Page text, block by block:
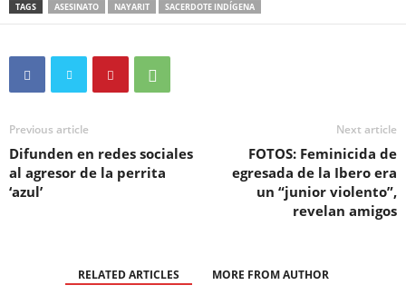
TAGS ASESINATO NAYARIT SACERDOTE INDÍGENA
Previous article
Difunden en redes sociales
al agresor de la perrita
‘azul’
Next article
FOTOS: Feminicida de
egresada de la Ibero era
un “junior violento”,
revelan amigos
RELATED ARTICLES MORE FROM AUTHOR